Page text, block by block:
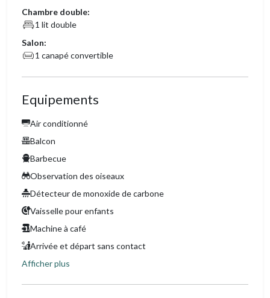
Chambre double:
1 lit double
Salon:
1 canapé convertible
Equipements
Air conditionné
Balcon
Barbecue
Observation des oiseaux
Détecteur de monoxide de carbone
Vaisselle pour enfants
Machine à café
Arrivée et départ sans contact
Afficher plus